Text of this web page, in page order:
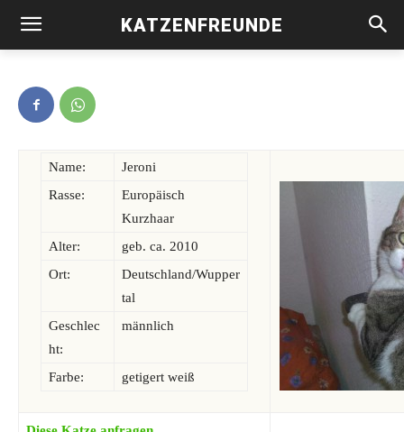
KATZENFREUNDE
Jeroni -vermittelt-
Name:
Jeroni
Rasse:
Europäisch
Kurzhaar
Alter:
geb. ca. 2010
Ort:
Deutschland/Wupper
tal
Geschlec
ht:
männlich
Farbe: getigert weiß